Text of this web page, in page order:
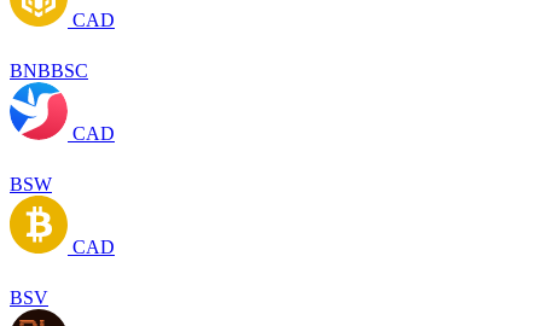
CAD
BNBBSC
CAD
BSW
CAD
BSV